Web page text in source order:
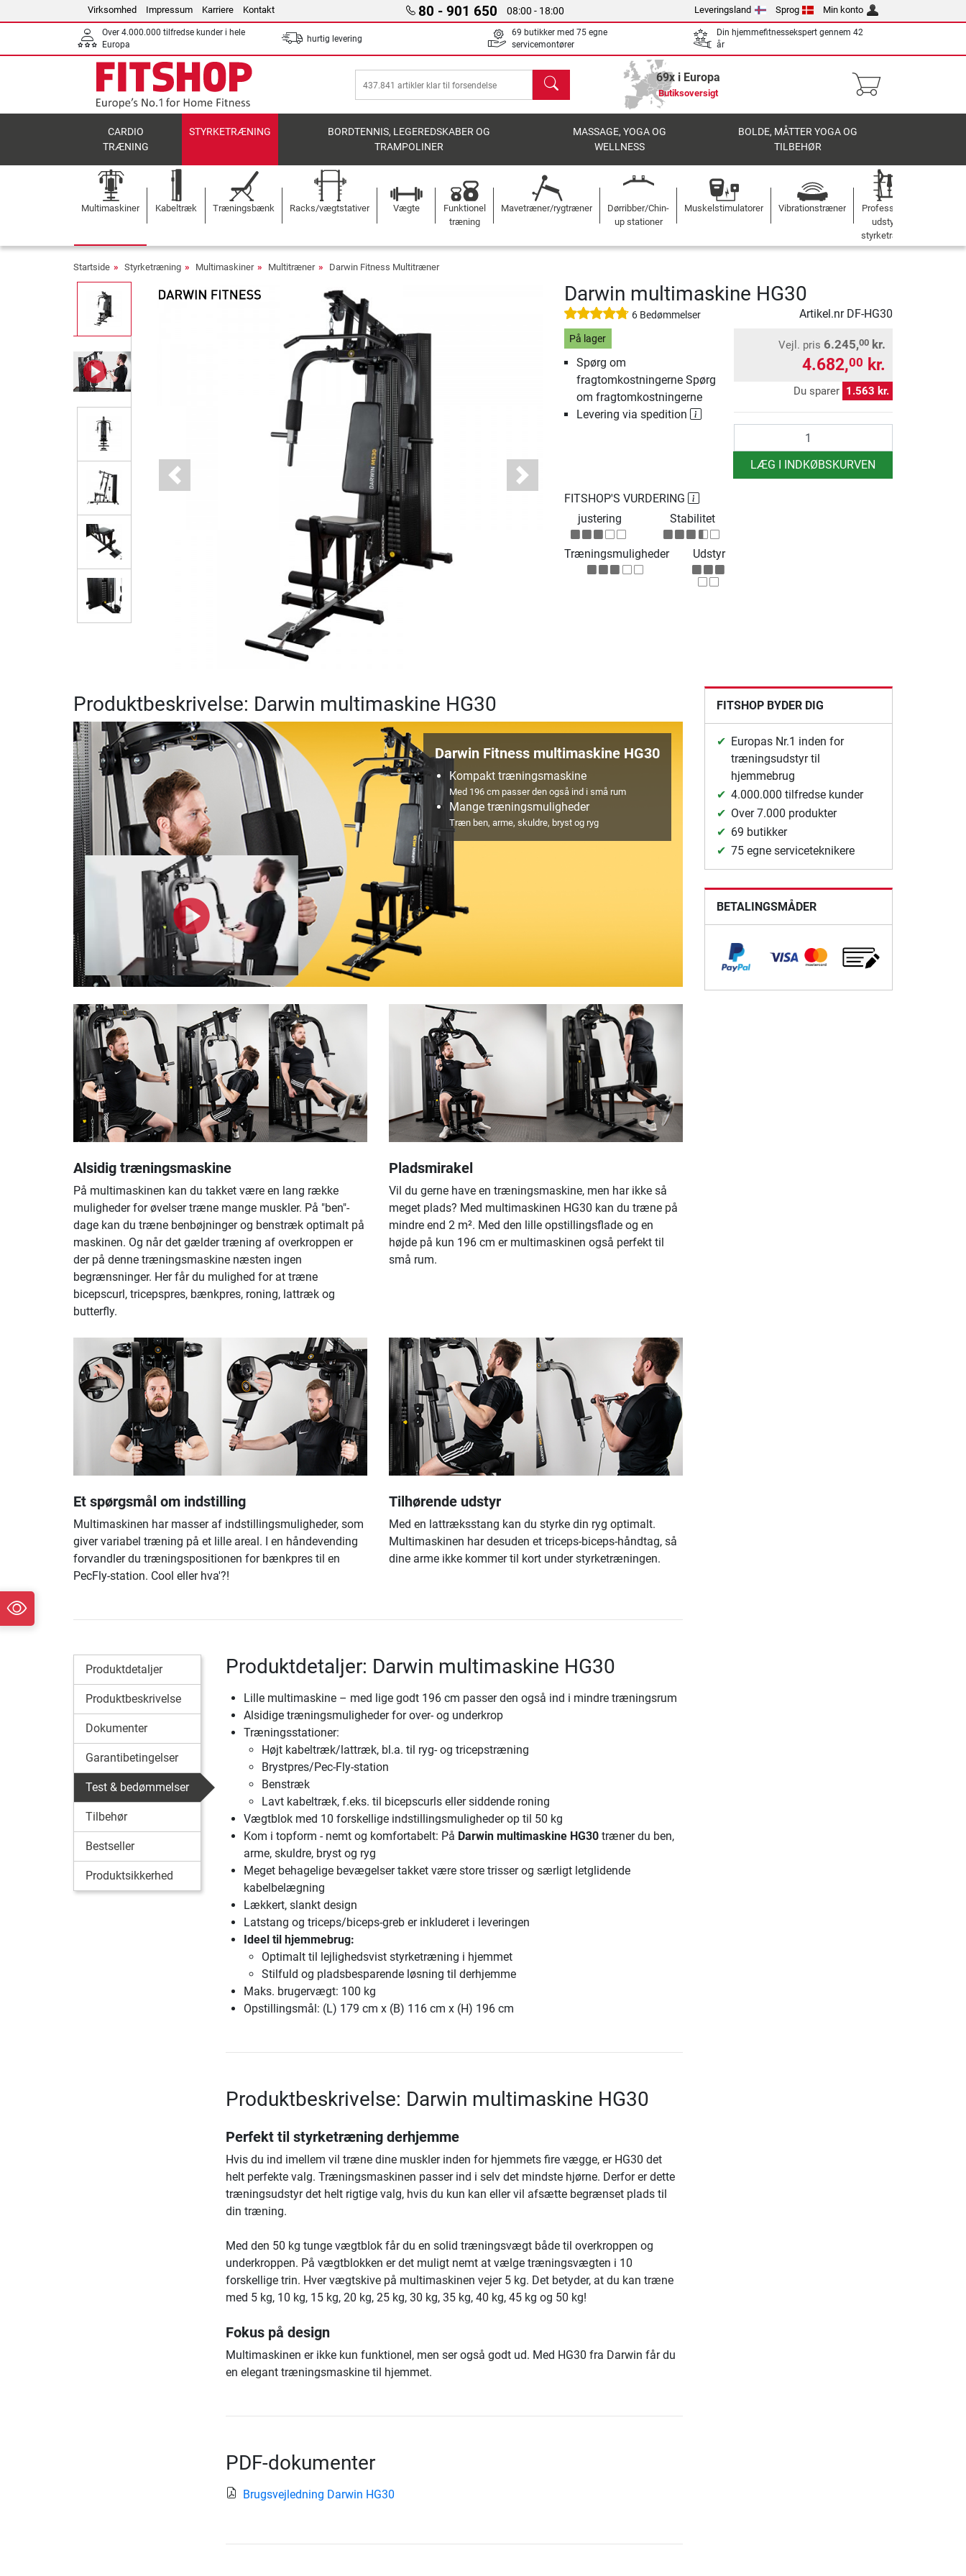
Virksomhed Impressum Karriere Kontakt 80 - 901 650 08:00 - 18:00 Leveringsland Sprog Min konto
Over 4.000.000 tilfredse kunder i hele
Europa
hurtig levering
69 butikker med 75 egne
servicemontører
Din hjemmefitnessekspert gennem 42
år
søg 69x i Europa
Butiksoversigt
CARDIO
TRÆNING
STYRKETRÆNING
BORDTENNIS, LEGEREDSKABER OG
TRAMPOLINER
MASSAGE, YOGA OG
WELLNESS
BOLDE, MÅTTER YOGA OG
TILBEHØR
Multimaskiner Kabeltræk Træningsbænk Racks/vægtstativer Vægte
Funktionel
træning
Mavetræner/rygtræner
Dørribber/Chin-
up stationer
Muskelstimulatorer Vibrationstræner
Professionelt
udstyr til
styrketræning
Startside Styrketræning Multimaskiner Multitræner Darwin Fitness Multitræner
Previous Next
Darwin multimaskine HG30
6 Bedømmelser Artikel.nr DF-HG30
På lager
Spørg om
fragtomkostningerne Spørg
om fragtomkostningerne
Levering via spedition
Vejl. pris 6.245,00 kr.
4.682,00 kr.
Du sparer 1.563 kr.
LÆG I INDKØBSKURVEN
FITSHOP'S VURDERING
justering
Stabilitet
Træningsmuligheder Udstyr
Produktbeskrivelse: Darwin multimaskine HG30
Darwin Fitness multimaskine HG30
Kompakt træningsmaskine
Med 196 cm passer den også ind i små rum
Mange træningsmuligheder
Træn ben, arme, skuldre, bryst og ryg
Alsidig træningsmaskine
På multimaskinen kan du takket være en lang række
muligheder for øvelser træne mange muskler. På "ben"-
dage kan du træne benbøjninger og benstræk optimalt på
maskinen. Og når det gælder træning af overkroppen er
der på denne træningsmaskine næsten ingen
begrænsninger. Her får du mulighed for at træne
bicepscurl, tricepspres, bænkpres, roning, lattræk og
butterfly.
Pladsmirakel
Vil du gerne have en træningsmaskine, men har ikke så
meget plads? Med multimaskinen HG30 kan du træne på
mindre end 2 m². Med den lille opstillingsflade og en
højde på kun 196 cm er multimaskinen også perfekt til
små rum.
Et spørgsmål om indstilling
Multimaskinen har masser af indstillingsmuligheder, som
giver variabel træning på et lille areal. I en håndevending
forvandler du træningspositionen for bænkpres til en
PecFly-station. Cool eller hva'?!
Tilhørende udstyr
Med en lattræksstang kan du styrke din ryg optimalt.
Multimaskinen har desuden et triceps-biceps-håndtag, så
dine arme ikke kommer til kort under styrketræningen.
Produktdetaljer
Produktbeskrivelse
Dokumenter
Garantibetingelser
Test & bedømmelser
Tilbehør
Bestseller
Produktsikkerhed
Produktdetaljer: Darwin multimaskine HG30
Lille multimaskine – med lige godt 196 cm passer den også ind i mindre træningsrum
Alsidige træningsmuligheder for over- og underkrop
Træningsstationer:
Højt kabeltræk/lattræk, bl.a. til ryg- og tricepstræning
Brystpres/Pec-Fly-station
Benstræk
Lavt kabeltræk, f.eks. til bicepscurls eller siddende roning
Vægtblok med 10 forskellige indstillingsmuligheder op til 50 kg
Kom i topform - nemt og komfortabelt: På Darwin multimaskine HG30træner du ben,
arme, skuldre, bryst og ryg
Meget behagelige bevægelser takket være store trisser og særligt letglidende
kabelbelægning
Lækkert, slankt design
Latstang og triceps/biceps-greb er inkluderet i leveringen
Ideel til hjemmebrug:
Optimalt til lejlighedsvist styrketræning i hjemmet
Stilfuld og pladsbesparende løsning til derhjemme
Maks. brugervægt: 100 kg
Opstillingsmål: (L) 179 cm x (B) 116 cm x (H) 196 cm
Produktbeskrivelse: Darwin multimaskine HG30
Perfekt til styrketræning derhjemme
Hvis du ind imellem vil træne dine muskler inden for hjemmets fire vægge, er HG30 det
helt perfekte valg. Træningsmaskinen passer ind i selv det mindste hjørne. Derfor er dette
træningsudstyr det helt rigtige valg, hvis du kun kan eller vil afsætte begrænset plads til
din træning.
Med den 50 kg tunge vægtblok får du en solid træningsvægt både til overkroppen og
underkroppen. På vægtblokken er det muligt nemt at vælge træningsvægten i 10
forskellige trin. Hver vægtskive på multimaskinen vejer 5 kg. Det betyder, at du kan træne
med 5 kg, 10 kg, 15 kg, 20 kg, 25 kg, 30 kg, 35 kg, 40 kg, 45 kg og 50 kg!
Fokus på design
Multimaskinen er ikke kun funktionel, men ser også godt ud. Med HG30 fra Darwin får du
en elegant træningsmaskine til hjemmet.
PDF-dokumenter
Brugsvejledning Darwin HG30
FITSHOP BYDER DIG
Europas Nr.1 inden for
træningsudstyr til
hjemmebrug
4.000.000 tilfredse kunder
Over 7.000 produkter
69 butikker
75 egne serviceteknikere
BETALINGSMÅDER